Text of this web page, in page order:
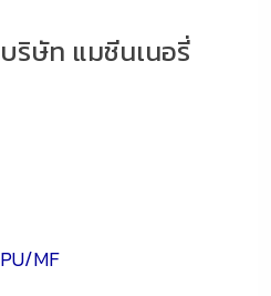
ริษัท แมชีนเนอรี่
MF